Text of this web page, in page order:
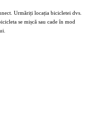
Urmăriți locația bicicletei dvs.
se mișcă sau cade în mod